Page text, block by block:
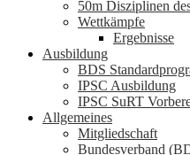
50m Disziplinen
Wettkämpfe
Ergebnisse
Ausbildung
BDS
IPSC Ausbildung
IPSC SuRT
Allgemeines
Mitgliedschaft
Bundesverband